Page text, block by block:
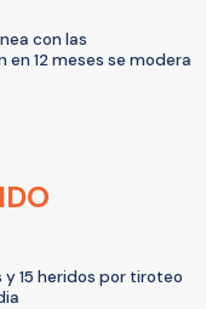
con las
12 meses se modera
15 heridos por tiroteo